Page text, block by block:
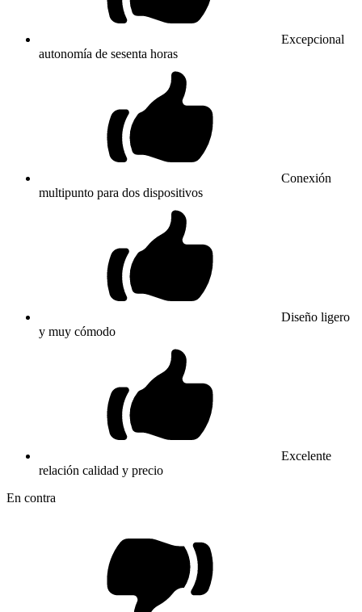
Excepcional
autonomía de sesenta horas
Conexión
multipunto para dos dispositivos
Diseño ligero
y muy cómodo
Excelente
relación calidad y precio
En contra